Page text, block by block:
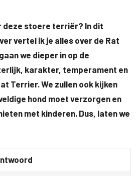
deze stoere terriër? In dit
vertel ik je alles over de Rat
we dieper in op de
karakter, temperament en
Terrier. We zullen ook kijken
hond moet verzorgen en
met kinderen. Dus, laten we